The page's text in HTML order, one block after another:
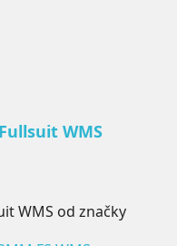
WMS
WMS od značky